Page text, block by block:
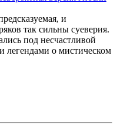
и
так сильны суеверия.
под несчастливой
легендами о мистическом